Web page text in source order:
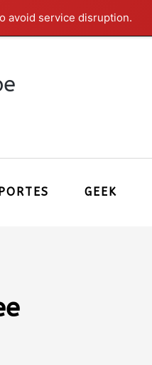
avoid service disruption.
GEEK